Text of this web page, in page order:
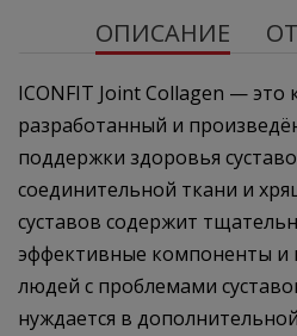
ОПИСАНИЕ
ICONFIT Joint Collagen — это
разработанный и
поддержки здоровья
соединительной ткани и
суставов содержит
эффективные компоненты и
людей с проблемами
нуждается в